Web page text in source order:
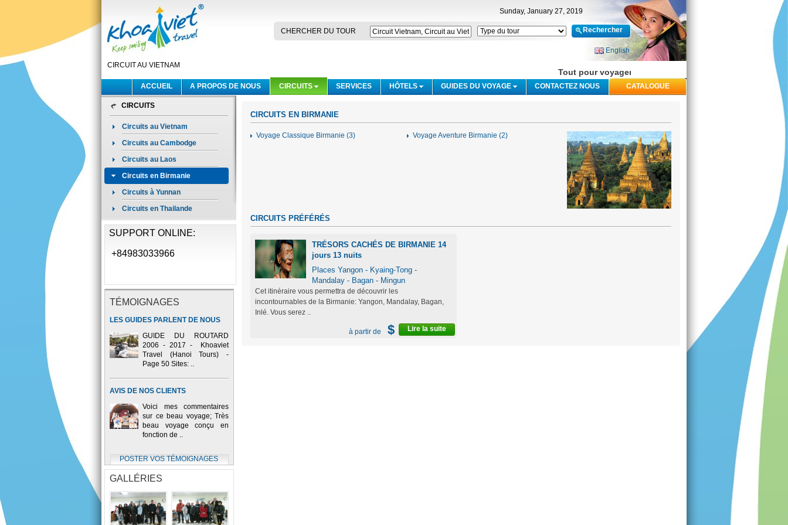
CIRCUIT AU VIETNAM
Sunday, January 27, 2019
CHERCHER DU TOUR
English
Tout pour voyager avec le sourire Offre Visa à l’arrivée
CATALOGUE
CONTACTEZ NOUS
GUIDES DU VOYAGE
HÔTELS
SERVICES
CIRCUITS
A PROPOS DE NOUS
ACCUEIL
CIRCUITS
Circuits au Vietnam
Circuits au Cambodge
Circuits au Laos
Circuits en Birmanie
Circuits à Yunnan
Circuits en Thailande
SUPPORT ONLINE:
+84983033966
TÉMOIGNAGES
LES GUIDES PARLENT DE NOUS
GUIDE DU ROUTARD
2006 - 2017 - Khoaviet
Travel (Hanoi Tours) -
Page 50 Sites: ..
AVIS DE NOS CLIENTS
Voici mes commentaires
sur ce beau voyage; Très
beau voyage conçu en
fonction de ..
POSTER VOS TÉMOIGNAGES
GALLÉRIES
CIRCUITS EN BIRMANIE
Voyage Classique Birmanie (3) Voyage Aventure Birmanie (2)
CIRCUITS PRÉFÉRÉS
TRÉSORS CACHÉS DE BIRMANIE 14
jours 13 nuits
Places Yangon - Kyaing-Tong -
Mandalay - Bagan - Mingun
Cet itinéraire vous permettra de découvrir les
incontournables de la Birmanie: Yangon, Mandalay, Bagan,
Inlé. Vous serez ..
Lire la suite
à partir de $